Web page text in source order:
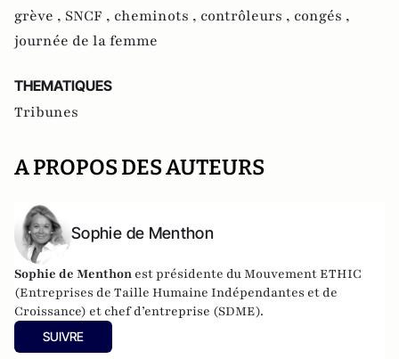
grève , SNCF , cheminots , contrôleurs , congés ,
journée de la femme
THEMATIQUES
Tribunes
A PROPOS DES AUTEURS
Sophie de Menthon
Sophie de Menthon est présidente du Mouvement ETHIC
(Entreprises de Taille Humaine Indépendantes et de
Croissance) et chef d’entreprise (SDME).
SUIVRE